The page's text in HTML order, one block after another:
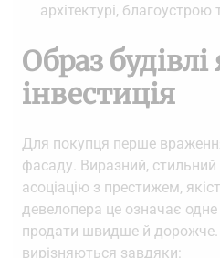
архітектурі, благоустрою
Образ будівлі
інвестиція
Для покупця перше
фасаду. Виразний, стильний
асоціацію з престижем,
девелопера це означає
продати швидше й дорожче.
вирізняються завдяки: